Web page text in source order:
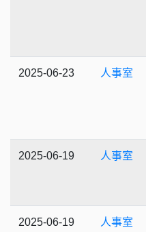
2025-06-23 人事室
2025-06-19 人事室
2025-06-19 人事室